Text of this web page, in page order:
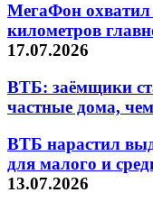
МегаФон охватил
километров
17.07.2026
ВТБ: заёмщики
частные дома,
ВТБ нарастил
для малого и
13.07.2026